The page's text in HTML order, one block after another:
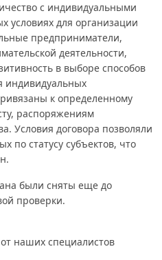
с индивидуальными
условиях для организации
предприниматели,
деятельности,
в выборе способов
индивидуальных
к определенному
распоряжениям
Условия договора позволяли
по статусу субъектов, что
были сняты еще до
проверки.
наших специалистов